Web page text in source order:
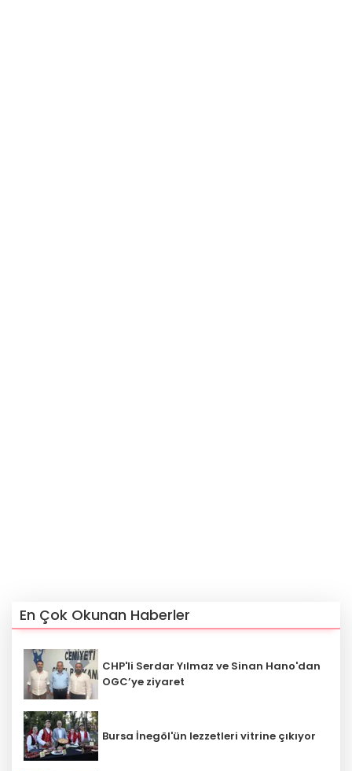
En Çok Okunan Haberler
CHP'li Serdar Yılmaz ve Sinan Hano'dan
OGC’ye ziyaret
Bursa İnegöl'ün lezzetleri vitrine çıkıyor